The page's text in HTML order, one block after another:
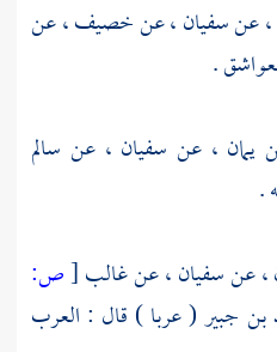
، عنسفيان، عنخصيف، عن
.
يمان ، عن سفيان ، عن سالم
.
، عنسفيان، عنغالب[ص:
جبير( عربا ) قال : العرب